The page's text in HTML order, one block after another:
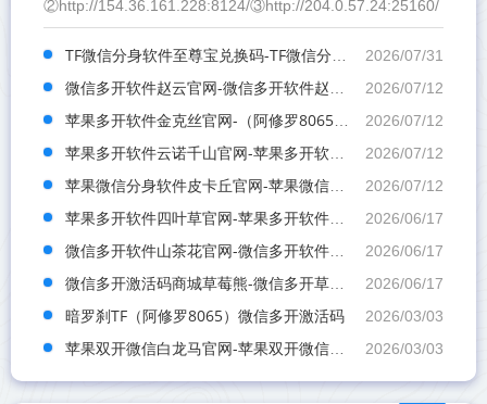
②http://154.36.161.228:8124/③http://204.0.57.24:25160/
2026/07/31
TF微信分身软件至尊宝兑换码-TF微信分身软件至尊宝官网
2026/07/12
微信多开软件赵云官网-微信多开软件赵云兑换码激活码购买
2026/07/12
苹果多开软件金克丝官网-（阿修罗8065）苹果多开软件金克丝激活码
2026/07/12
苹果多开软件云诺千山官网-苹果多开软件云诺千山激活码商城自动发卡
2026/07/12
苹果微信分身软件皮卡丘官网-苹果微信分身软件皮卡丘激活码购买网站
2026/06/17
苹果多开软件四叶草官网-苹果多开软件四叶草激活码
2026/06/17
微信多开软件山茶花官网-微信多开软件山茶花激活码
2026/06/17
微信多开激活码商城草莓熊-微信多开草莓熊官网
2026/03/03
暗罗刹TF（阿修罗8065）微信多开激活码
2026/03/03
苹果双开微信白龙马官网-苹果双开微信白龙马授权码卡密